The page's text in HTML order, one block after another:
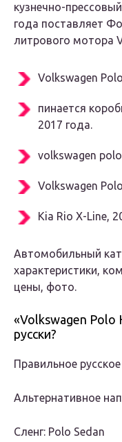
кузнечно-
года поставляет
литрового мотора
Volkswagen
пинается
2017 года.
volkswagen
Volkswagen
Kia Rio X-Line,
Автомобильный
характеристики,
цены, фото.
«Volkswagen Polo
русски?
Правильное
Альтернативное
Сленг: Polo Sedan